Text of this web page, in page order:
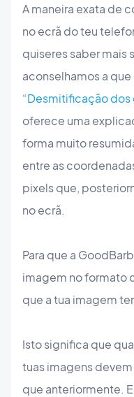
A maneira exata de
no ecrã do teu
quiseres saber mais
aconselhamos a
“Desmitificação dos
oferece uma
forma muito
entre as
pixels que,
no ecrã.
Para que a
imagem no formato
que a tua imagem
Isto significa que
tuas imagens
que anteriormente.